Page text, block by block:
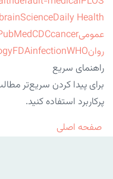
brainScienceDaily Health
عمومی
CDCcancer
روان
FDAinfectionWHO
راهنمای سریع
برای پیدا کردن سریع‌تر
پرکاربرد استفاده کنید.
صفحه اصلی